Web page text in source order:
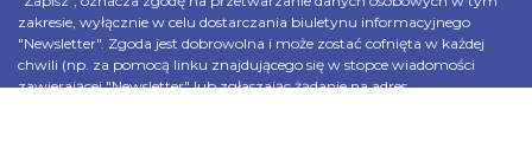
zakresie, wyłącznie w celu dostarczania biuletynu informacyjnego
"Newsletter". Zgoda jest dobrowolna i może zostać cofnięta w każdej
chwili (np. za pomocą linku znajdującego się w stopce wiadomości
zawierającej "Newsletter" lub zgłaszając żądanie na adres